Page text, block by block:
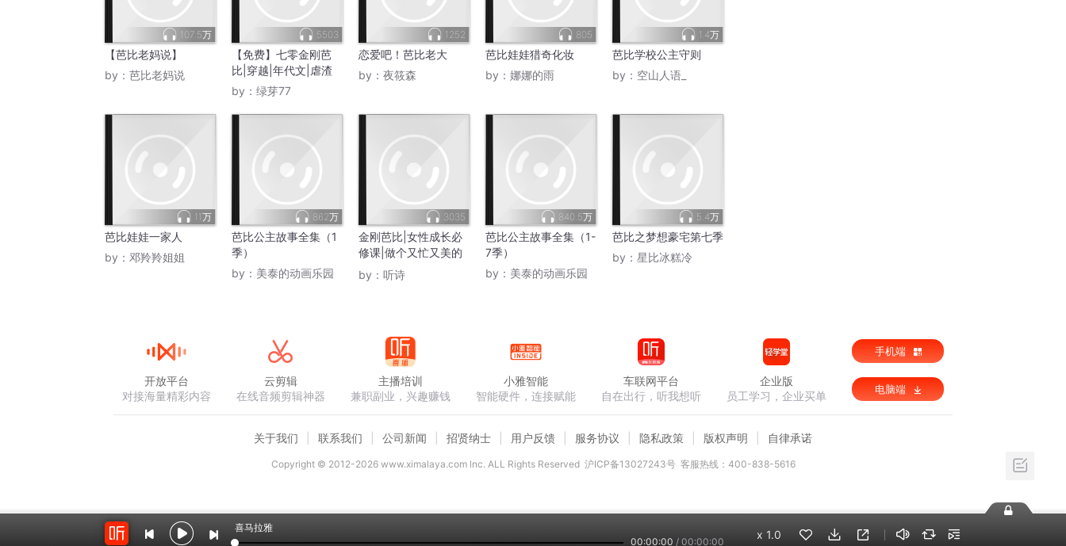
107.5万
【芭比老妈说】
by： 芭比老妈说
5503
【免费】七零金刚芭
比|穿越|年代文|虐渣
by： 绿芽77
1252
恋爱吧！芭比老大
by： 夜筱森
805
芭比娃娃猎奇化妆
by： 娜娜的雨
1.4万
芭比学校公主守则
by： 空山人语_
11万
芭比娃娃一家人
by： 邓羚羚姐姐
862万
芭比公主故事全集（1
季）
by： 美泰的动画乐园
3035
金刚芭比|女性成长必
修课|做个又忙又美的
女子
by： 听诗
840.5万
芭比公主故事全集（1-
7季）
by： 美泰的动画乐园
5.4万
芭比之梦想豪宅第七季
by： 星比冰糕冷
喜马拉雅
00:00:00 / 00:00:00
x 1.0
开放平台
对接海量精彩内容
云剪辑
在线音频剪辑神器
主播培训
兼职副业，兴趣赚钱
小雅智能
智能硬件，连接赋能
车联网平台
自在出行，听我想听
企业版
员工学习，企业买单
手机端
电脑端
关于我们 联系我们 公司新闻 招贤纳士 用户反馈 服务协议 隐私政策 版权声明 自律承诺
Copyright © 2012-2026www.ximalaya.com lnc. ALL Rights Reserved 沪ICP备13027243号 客服热线：400-838-5616